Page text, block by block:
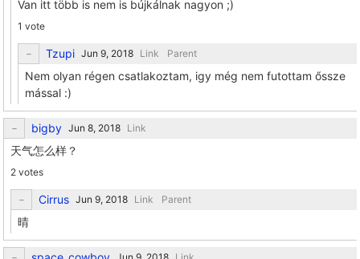
Van itt több is nem is bújkálnak nagyon ;)
1 vote
Tzupi Link Parent
Nem olyan régen csatlakoztam, igy még nem futottam őssze
mással :)
bigby Link
天气怎么样？
2 votes
Cirrus Link Parent
晴